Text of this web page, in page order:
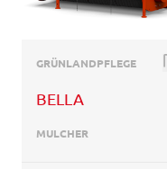
GRÜNLANDPFLEGE
BELLA
MULCHER